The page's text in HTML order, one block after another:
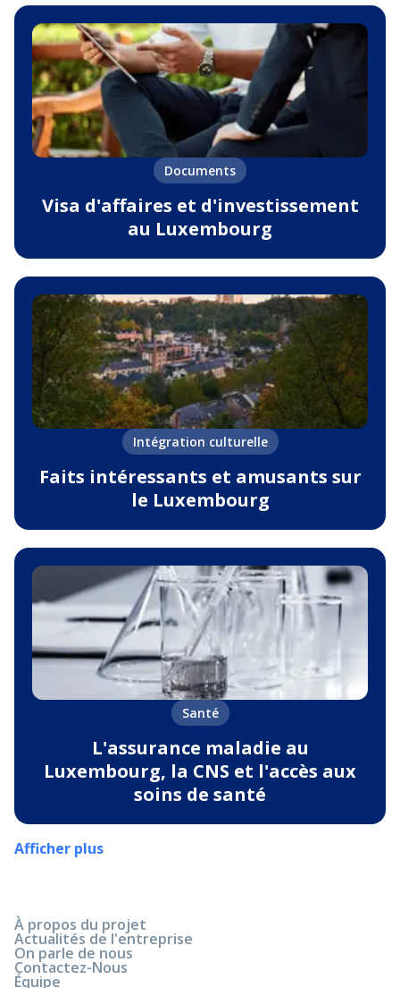
Documents
Visa d'affaires et d'investissement
au Luxembourg
Intégration culturelle
Faits intéressants et amusants sur
le Luxembourg
Santé
L'assurance maladie au
Luxembourg, la CNS et l'accès aux
soins de santé
Afficher plus
À propos du projet
Actualités de l'entreprise
On parle de nous
Contactez-Nous
Équipe